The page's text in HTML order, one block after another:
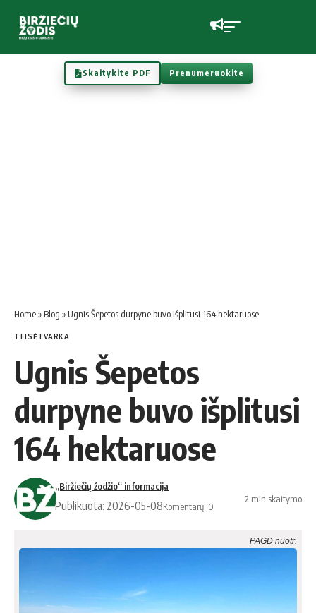
Skaitykite PDF Prenumeruokite
Home» Blog » Ugnis Šepetos durpyne buvo išplitusi 164 hektaruose
TEISĖTVARKA
Ugnis Šepetos
durpyne buvo išplitusi
164 hektaruose
„Biržiečių žodžio“ informacija
Publikuota: 2026-05-08Komentarų: 0
2 min skaitymo
PAGD nuotr.